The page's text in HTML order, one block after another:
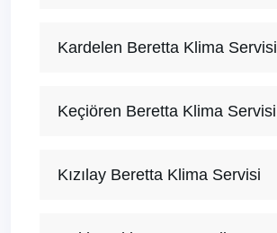
Kardelen Beretta Klima Servisi
Keçiören Beretta Klima Servisi
Kızılay Beretta Klima Servisi